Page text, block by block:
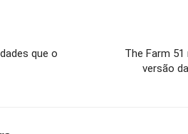
que o
The Farm
versão